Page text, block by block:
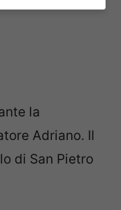
la
Adriano. Il
di San Pietro